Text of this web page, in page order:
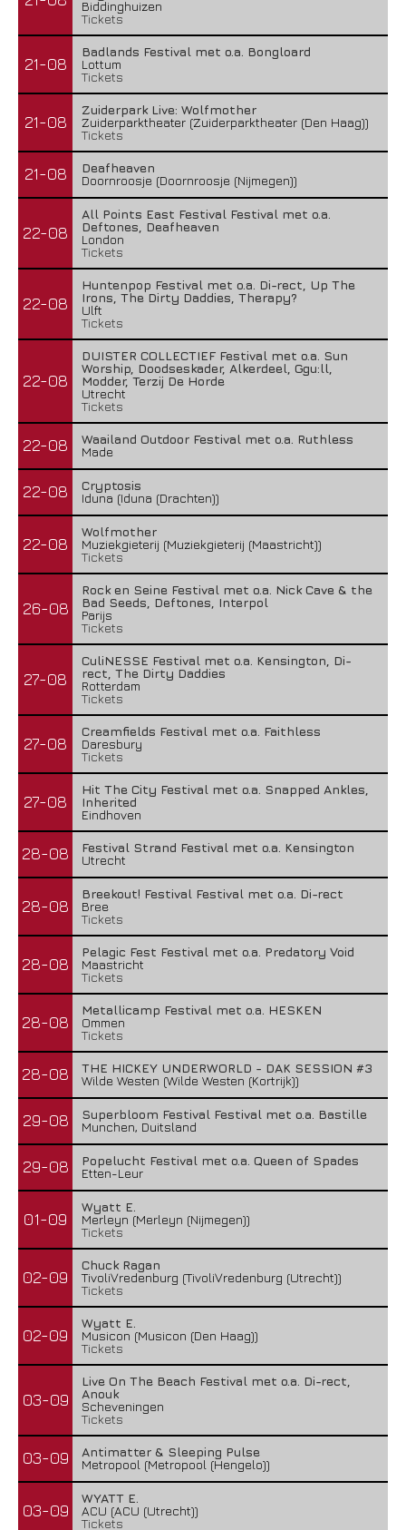
Biddinghuizen
Tickets
21-08
Badlands Festival met o.a. Bongloard
Lottum
Tickets
21-08
Zuiderpark Live: Wolfmother
Zuiderparktheater (Zuiderparktheater (Den Haag))
Tickets
21-08
Deafheaven
Doornroosje (Doornroosje (Nijmegen))
22-08
All Points East Festival Festival met o.a.
Deftones, Deafheaven
London
Tickets
22-08
Huntenpop Festival met o.a. Di-rect, Up The
Irons, The Dirty Daddies, Therapy?
Ulft
Tickets
22-08
DUISTER COLLECTIEF Festival met o.a. Sun
Worship, Doodseskader, Alkerdeel, Ggu:ll,
Modder, Terzij De Horde
Utrecht
Tickets
22-08
Waailand Outdoor Festival met o.a. Ruthless
Made
22-08
Cryptosis
Iduna (Iduna (Drachten))
22-08
Wolfmother
Muziekgieterij (Muziekgieterij (Maastricht))
Tickets
26-08
Rock en Seine Festival met o.a. Nick Cave & the
Bad Seeds, Deftones, Interpol
Parijs
Tickets
27-08
CuliNESSE Festival met o.a. Kensington, Di-
rect, The Dirty Daddies
Rotterdam
Tickets
27-08
Creamfields Festival met o.a. Faithless
Daresbury
Tickets
27-08
Hit The City Festival met o.a. Snapped Ankles,
Inherited
Eindhoven
28-08
Festival Strand Festival met o.a. Kensington
Utrecht
28-08
Breekout! Festival Festival met o.a. Di-rect
Bree
Tickets
28-08
Pelagic Fest Festival met o.a. Predatory Void
Maastricht
Tickets
28-08
Metallicamp Festival met o.a. HESKEN
Ommen
Tickets
28-08
THE HICKEY UNDERWORLD - DAK SESSION #3
Wilde Westen (Wilde Westen (Kortrijk))
29-08
Superbloom Festival Festival met o.a. Bastille
Munchen, Duitsland
29-08
Popelucht Festival met o.a. Queen of Spades
Etten-Leur
01-09
Wyatt E.
Merleyn (Merleyn (Nijmegen))
Tickets
02-09
Chuck Ragan
TivoliVredenburg (TivoliVredenburg (Utrecht))
Tickets
02-09
Wyatt E.
Musicon (Musicon (Den Haag))
Tickets
03-09
Live On The Beach Festival met o.a. Di-rect,
Anouk
Scheveningen
Tickets
03-09
Antimatter & Sleeping Pulse
Metropool (Metropool (Hengelo))
03-09
WYATT E.
ACU (ACU (Utrecht))
Tickets